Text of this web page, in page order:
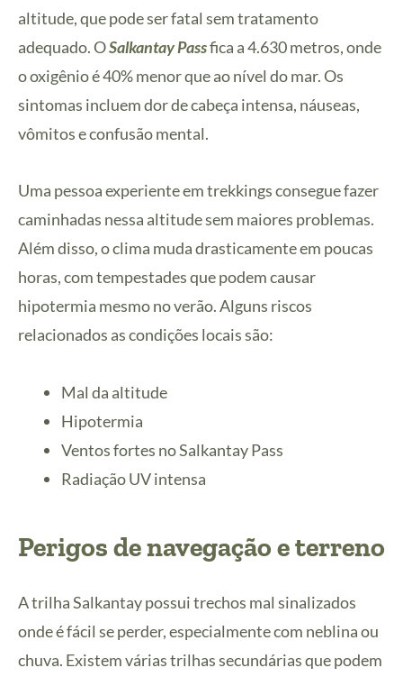
altitude, que pode ser fatal sem tratamento
adequado. OSalkantay Passfica a 4.630 metros, onde
o oxigênio é 40% menor que ao nível do mar. Os
sintomas incluem dor de cabeça intensa, náuseas,
vômitos e confusão mental.
Uma pessoa experiente em trekkings consegue fazer
caminhadas nessa altitude sem maiores problemas.
Além disso, o clima muda drasticamente em poucas
horas, com tempestades que podem causar
hipotermia mesmo no verão. Alguns riscos
relacionados as condições locais são:
Mal da altitude
Hipotermia
Ventos fortes no Salkantay Pass
Radiação UV intensa
Perigos de navegação e terreno
A trilha Salkantay possui trechos mal sinalizados
onde é fácil se perder, especialmente com neblina ou
chuva. Existem várias trilhas secundárias que podem